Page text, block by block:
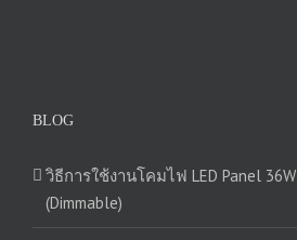
BLOG
วิธีการใช้งานโคมไฟ LED Panel
(Dimmable)